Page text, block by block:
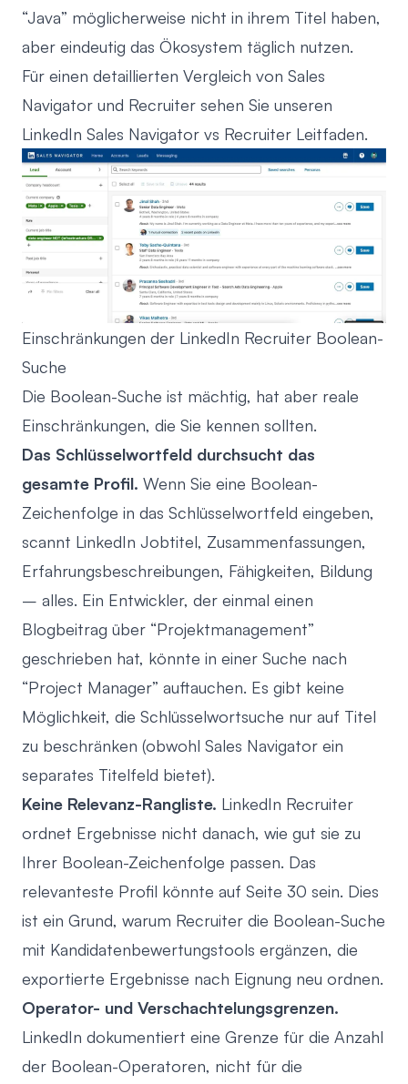
“Java” möglicherweise nicht in ihrem Titel haben,
aber eindeutig das Ökosystem täglich nutzen.
Für einen detaillierten Vergleich von Sales
Navigator und Recruiter sehen Sie unseren
LinkedIn Sales Navigator vs Recruiter Leitfaden.
Einschränkungen der LinkedIn Recruiter Boolean-
Suche
Die Boolean-Suche ist mächtig, hat aber reale
Einschränkungen, die Sie kennen sollten.
Das Schlüsselwortfeld durchsucht das
gesamte Profil. Wenn Sie eine Boolean-
Zeichenfolge in das Schlüsselwortfeld eingeben,
scannt LinkedIn Jobtitel, Zusammenfassungen,
Erfahrungsbeschreibungen, Fähigkeiten, Bildung
– alles. Ein Entwickler, der einmal einen
Blogbeitrag über “Projektmanagement”
geschrieben hat, könnte in einer Suche nach
“Project Manager” auftauchen. Es gibt keine
Möglichkeit, die Schlüsselwortsuche nur auf Titel
zu beschränken (obwohl Sales Navigator ein
separates Titelfeld bietet).
Keine Relevanz-Rangliste. LinkedIn Recruiter
ordnet Ergebnisse nicht danach, wie gut sie zu
Ihrer Boolean-Zeichenfolge passen. Das
relevanteste Profil könnte auf Seite 30 sein. Dies
ist ein Grund, warum Recruiter die Boolean-Suche
mit Kandidatenbewertungstools ergänzen, die
exportierte Ergebnisse nach Eignung neu ordnen.
Operator- und Verschachtelungsgrenzen.
LinkedIn dokumentiert eine Grenze für die Anzahl
der Boolean-Operatoren, nicht für die